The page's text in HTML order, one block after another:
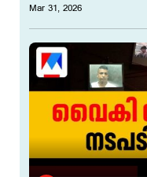
Mar 31, 2026